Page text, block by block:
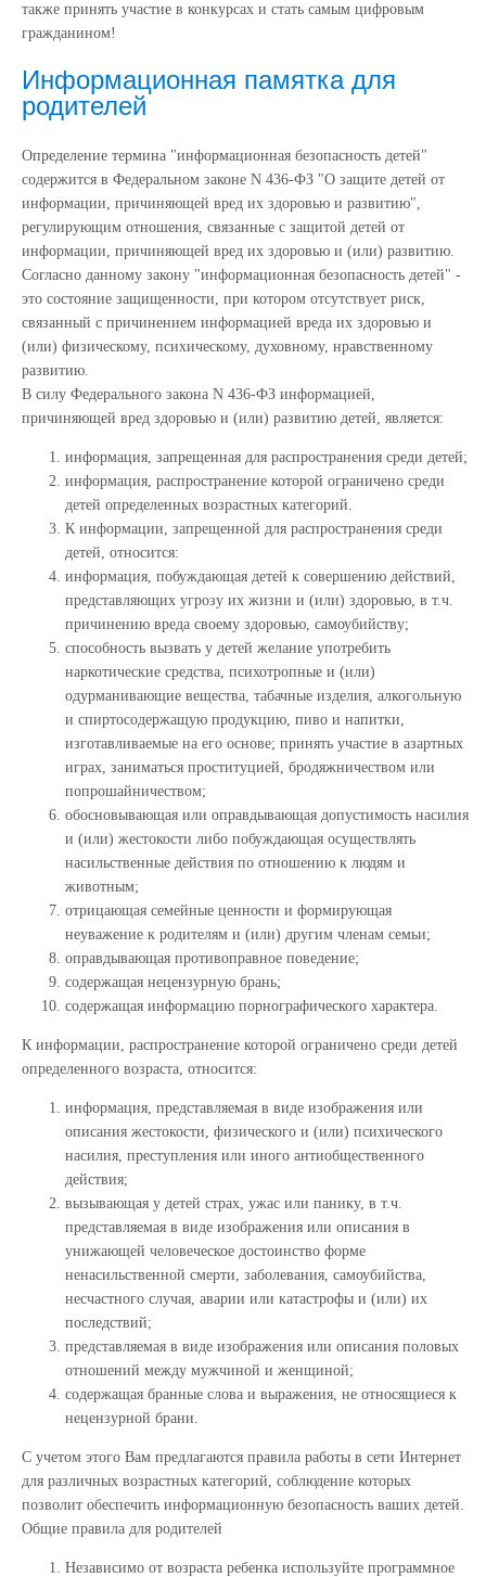
также принять участие в конкурсах и стать самым цифровым
гражданином!
Информационная памятка для
родителей
Определение термина "информационная безопасность детей"
содержится в Федеральном законе N 436-ФЗ "О защите детей от
информации, причиняющей вред их здоровью и развитию",
регулирующим отношения, связанные с защитой детей от
информации, причиняющей вред их здоровью и (или) развитию.
Согласно данному закону "информационная безопасность детей" -
это состояние защищенности, при котором отсутствует риск,
связанный с причинением информацией вреда их здоровью и
(или) физическому, психическому, духовному, нравственному
развитию.
В силу Федерального закона N 436-ФЗ информацией,
причиняющей вред здоровью и (или) развитию детей, является:
информация, запрещенная для распространения среди детей;
информация, распространение которой ограничено среди
детей определенных возрастных категорий.
К информации, запрещенной для распространения среди
детей, относится:
информация, побуждающая детей к совершению действий,
представляющих угрозу их жизни и (или) здоровью, в т.ч.
причинению вреда своему здоровью, самоубийству;
способность вызвать у детей желание употребить
наркотические средства, психотропные и (или)
одурманивающие вещества, табачные изделия, алкогольную
и спиртосодержащую продукцию, пиво и напитки,
изготавливаемые на его основе; принять участие в азартных
играх, заниматься проституцией, бродяжничеством или
попрошайничеством;
обосновывающая или оправдывающая допустимость насилия
и (или) жестокости либо побуждающая осуществлять
насильственные действия по отношению к людям и
животным;
отрицающая семейные ценности и формирующая
неуважение к родителям и (или) другим членам семьи;
оправдывающая противоправное поведение;
содержащая нецензурную брань;
содержащая информацию порнографического характера.
К информации, распространение которой ограничено среди детей
определенного возраста, относится:
информация, представляемая в виде изображения или
описания жестокости, физического и (или) психического
насилия, преступления или иного антиобщественного
действия;
вызывающая у детей страх, ужас или панику, в т.ч.
представляемая в виде изображения или описания в
унижающей человеческое достоинство форме
ненасильственной смерти, заболевания, самоубийства,
несчастного случая, аварии или катастрофы и (или) их
последствий;
представляемая в виде изображения или описания половых
отношений между мужчиной и женщиной;
содержащая бранные слова и выражения, не относящиеся к
нецензурной брани.
С учетом этого Вам предлагаются правила работы в сети Интернет
для различных возрастных категорий, соблюдение которых
позволит обеспечить информационную безопасность ваших детей.
Общие правила для родителей
Независимо от возраста ребенка используйте программное